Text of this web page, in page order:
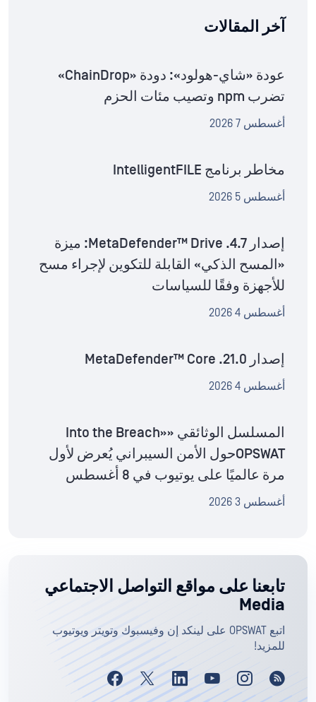
آخر المقالات
عودة «شاي-هولود»: دودة «ChainDrop»
تضرب npm وتصيب مئات الحزم
أغسطس 7 2026
مخاطر برنامج IntelligentFILE
أغسطس 5 2026
إصدار MetaDefender™ Drive .4.7: ميزة
«المسح الذكي» القابلة للتكوين لإجراء مسح
للأجهزة وفقًا للسياسات
أغسطس 4 2026
إصدار MetaDefender™ Core .21.0
أغسطس 4 2026
المسلسل الوثائقي «Into the Breach»
OPSWATحول الأمن السيبراني يُعرض لأول
مرة عالميًا على يوتيوب في 8 أغسطس
أغسطس 3 2026
تابعنا على مواقع التواصل الاجتماعي
Media
اتبع OPSWAT على لينكد إن وفيسبوك وتويتر ويوتيوب
للمزيد!